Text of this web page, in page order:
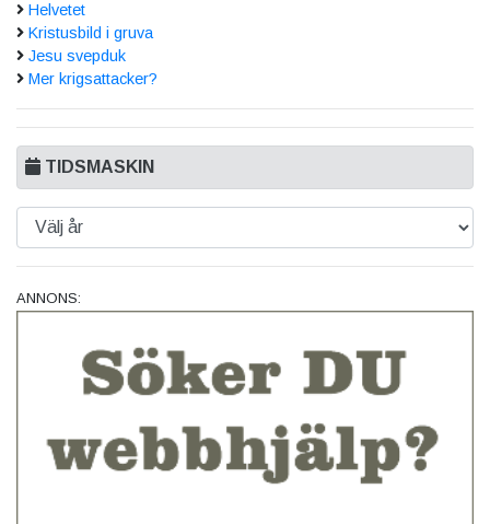
Helvetet
Kristusbild i gruva
Jesu svepduk
Mer krigsattacker?
TIDSMASKIN
ANNONS: